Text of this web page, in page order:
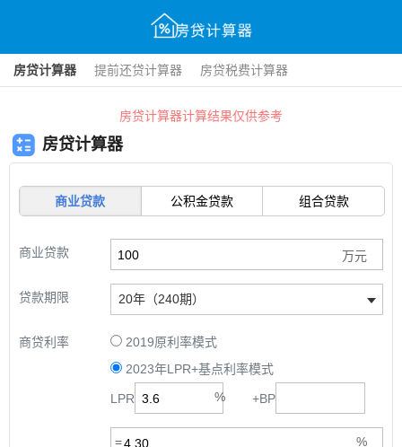
房贷计算器 提前还贷计算器 房贷税费计算器
房贷计算器计算结果仅供参考
房贷计算器
商业贷款 公积金贷款 组合贷款
商业贷款
贷款期限 20年（240期）
商贷利率
2019原利率模式
2023年LPR+基点利率模式
LPR +BP